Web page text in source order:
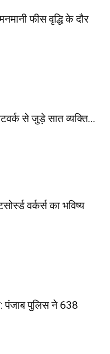
फीस वृद्धि के दौर
से जुड़े सात व्यक्ति...
वर्कर्स का भविष्य
पंजाब पुलिस ने 638